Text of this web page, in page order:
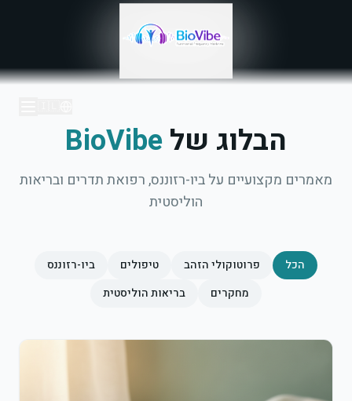
הבלוג שלBioVibe
מאמרים מקצועיים על ביו-רזוננס, רפואת תדרים ובריאות
הוליסטית
הכל פרוטוקולי הזהב טיפולים
ביו-רזוננס
מחקרים
בריאות הוליסטית